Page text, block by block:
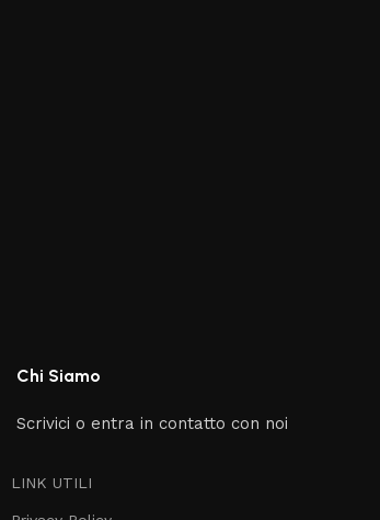
Chi Siamo
Scrivici o entra in contatto con noi
LINK UTILI